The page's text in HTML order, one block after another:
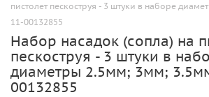
пистолет пескоструя - 3 штуки в наборе
11-00132855
Набор насадок (сопла) на
пескоструя - 3 штуки в
диаметры 2.5мм; 3мм;
00132855